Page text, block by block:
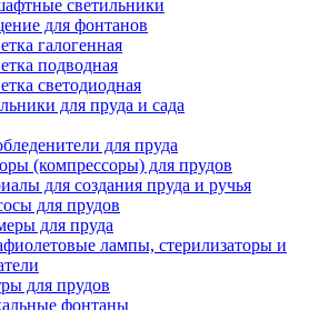
светильники
для фонтанов
галогенная
подводная
светодиодная
для пруда и сада
для пруда
(компрессоры) для прудов
для создания пруда и ручья
для прудов
для пруда
лампы, стерилизаторы и
для прудов
фонтаны